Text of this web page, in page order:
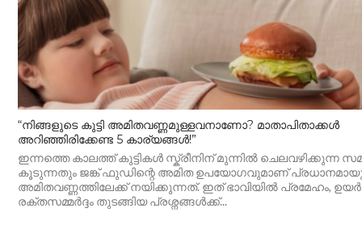
“നിങ്ങളുടെ കുട്ടി അമിതവണ്ണമുള്ളവനാണോ? മാതാപിതാക്കൾ
അറിഞ്ഞിരിക്കേണ്ട 5 കാര്യങ്ങൾ!”
ഇന്നത്തെ കാലത്ത് കുട്ടികൾ സ്ക്രീനിന് മുന്നിൽ ചെലവഴിക്കുന്ന
കൂടുന്നതും ജങ്ക് ഫുഡിന്റെ അമിത ഉപയോഗവുമാണ്
അമിതവണ്ണത്തിലേക്ക് നയിക്കുന്നത്. ഇത് ഭാവിയിൽ പ്രമേഹം,
രക്തസമ്മർദ്ദം തുടങ്ങിയ പ്രശ്നങ്ങൾക്ക്...